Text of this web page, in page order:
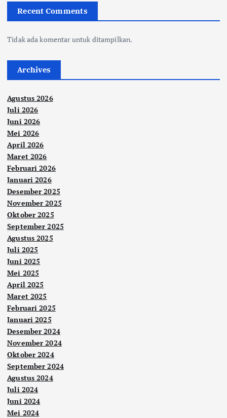
Recent Comments
Tidak ada komentar untuk ditampilkan.
Archives
Agustus 2026
Juli 2026
Juni 2026
Mei 2026
April 2026
Maret 2026
Februari 2026
Januari 2026
Desember 2025
November 2025
Oktober 2025
September 2025
Agustus 2025
Juli 2025
Juni 2025
Mei 2025
April 2025
Maret 2025
Februari 2025
Januari 2025
Desember 2024
November 2024
Oktober 2024
September 2024
Agustus 2024
Juli 2024
Juni 2024
Mei 2024